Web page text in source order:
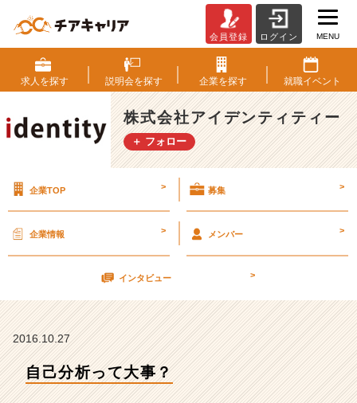
己
分
析
っ
て
大
会
イ
デ
ー
会員登録 ログイン MENU
求人を探す 説明会を探す 企業を探す 就職イベント
株式会社アイデンティティー
＋ フォロー
企業TOP > 募集 >
企業情報 > メンバー >
インタビュー >
2016.10.27
自己分析って大事？